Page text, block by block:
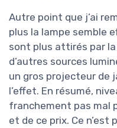
Autre point que j’ai
plus la lampe semble
sont plus attirés par la
d’autres sources
un gros projecteur de
l’effet. En résumé,
franchement pas mal
et de ce prix. Ce n’est